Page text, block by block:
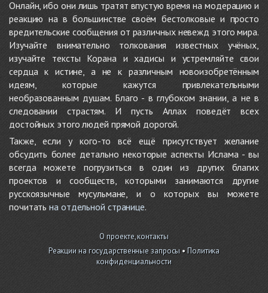
Онлайн, ибо они лишь тратят впустую время на модерацию и
реакцию на в большинстве своём бестолковые и просто
вредительские сообщения от различных невежд этого мира.
Изучайте внимательно толкования известных учёных,
изучайте тексты Корана и хадисы и устремляйте свои
сердца к истине, а не к различным новоизобретённым
идеям, которые кажутся привлекательными
необразованным душам. Благо - в глубоком знании, а не в
следовании страстям. И пусть Аллах поведёт всех
достойных этого людей прямой дорогой.
Также, если у кого-то всё ещё присутствует желание
обсудить более детально некоторые аспекты Ислама - вы
всегда можете погрузиться в один из других благих
проектов и сообществ, которыми занимаются другие
русскоязычные мусульмане, и о которых вы можете
почитатьна отдельной странице.
О проекте, контакты
Реакции на государственные запросы •Политика
конфиденциальности